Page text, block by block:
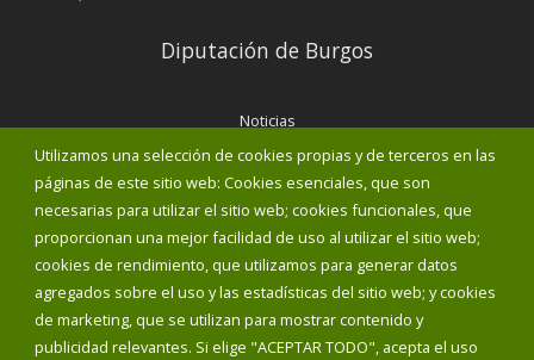
Utilizamos una selección de cookies propias y de terceros en las
páginas de este sitio web: Cookies esenciales, que son
necesarias para utilizar el sitio web; cookies funcionales, que
proporcionan una mejor facilidad de uso al utilizar el sitio web;
cookies de rendimiento, que utilizamos para generar datos
agregados sobre el uso y las estadísticas del sitio web; y cookies
de marketing, que se utilizan para mostrar contenido y
publicidad relevantes. Si elige "ACEPTAR TODO", acepta el uso
Diputación de Burgos
Noticias
Eventos
Corporación Municipal
Teléfonos de interés
INICIAR SESIÓN
MAPA WEB